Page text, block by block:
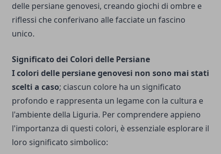
delle persiane genovesi, creando giochi di ombre e
riflessi che conferivano alle facciate un fascino
unico.
Significato dei Colori delle Persiane
I colori delle persiane genovesi non sono mai stati
scelti a caso; ciascun colore ha un significato
profondo e rappresenta un legame con la cultura e
l'ambiente della Liguria. Per comprendere appieno
l'importanza di questi colori, è essenziale esplorare il
loro significato simbolico: